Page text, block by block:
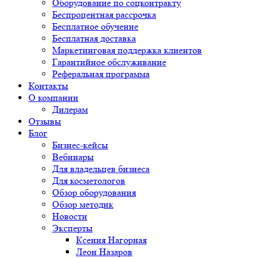
Оборудование по соцконтракту
Беспроцентная рассрочка
Бесплатное обучение
Бесплатная доставка
Маркетинговая поддержка клиентов
Гарантийное обслуживание
Реферальная программа
Контакты
О компании
Дилерам
Отзывы
Блог
Бизнес-кейсы
Вебинары
Для владельцев бизнеса
Для косметологов
Обзор оборудования
Обзор методик
Новости
Эксперты
Ксения Нагорная
Леон Назаров